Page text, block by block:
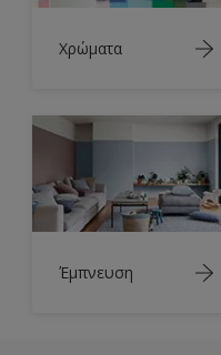
Χρώματα
Έμπνευση